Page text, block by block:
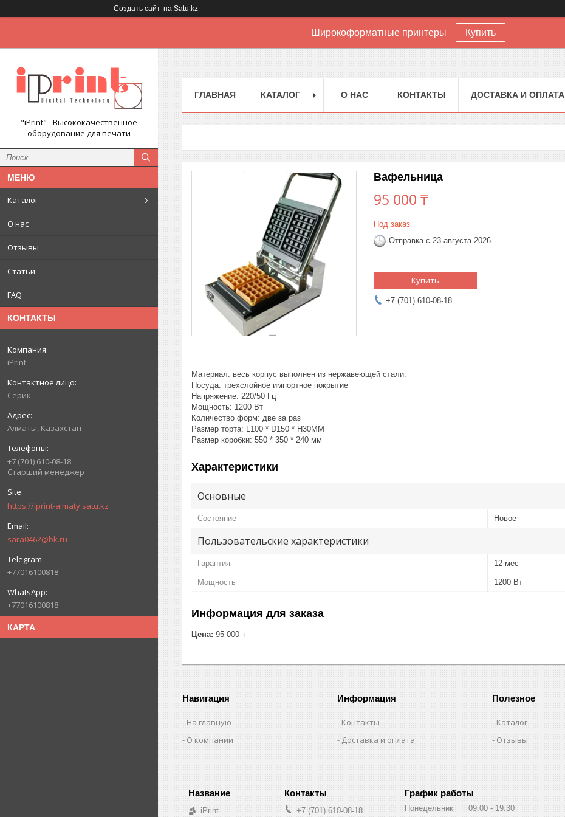
Создать сайт на Satu.kz
Широкоформатные принтеры Купить
"iPrint" - Высококачественное
оборудование для печати
Каталог
О нас
Отзывы
Статьи
FAQ
КОНТАКТЫ
iPrint
Серик
Алматы, Казахстан
+7 (701) 610-08-18
Старший менеджер
https://iprint-almaty.satu.kz
sara0462@bk.ru
+77016100818
+77016100818
КАРТА
ГЛАВНАЯ КАТАЛОГ О НАС КОНТАКТЫ ДОСТАВКА И ОПЛАТА
Вафельница
95 000 ₸
Под заказ
Отправка с 23 августа 2026
Купить
+7 (701) 610-08-18
Материал: весь корпус выполнен из нержавеющей стали.
Посуда: трехслойное импортное покрытие
Напряжение: 220/50 Гц
Мощность: 1200 Вт
Количество форм: две за раз
Размер торта: L100 * D150 * H30MM
Размер коробки: 550 * 350 * 240 мм
Характеристики
Основные
Состояние Новое
Пользовательские характеристики
Гарантия 12 мес
Мощность 1200 Вт
Информация для заказа
Цена: 95 000 ₸
Навигация
На главную
О компании
Информация
Контакты
Доставка и оплата
Полезное
Каталог
Отзывы
iPrint
+7 (701) 610-08-18
График работы
Понедельник 09:00 19:30